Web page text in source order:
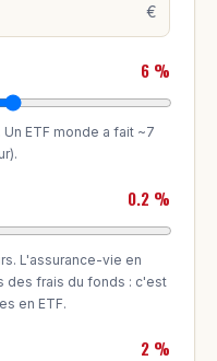
€
6 %
ETF monde a fait ~7
0.2 %
L'assurance-vie en
des frais du fonds : c'est
en ETF.
2 %